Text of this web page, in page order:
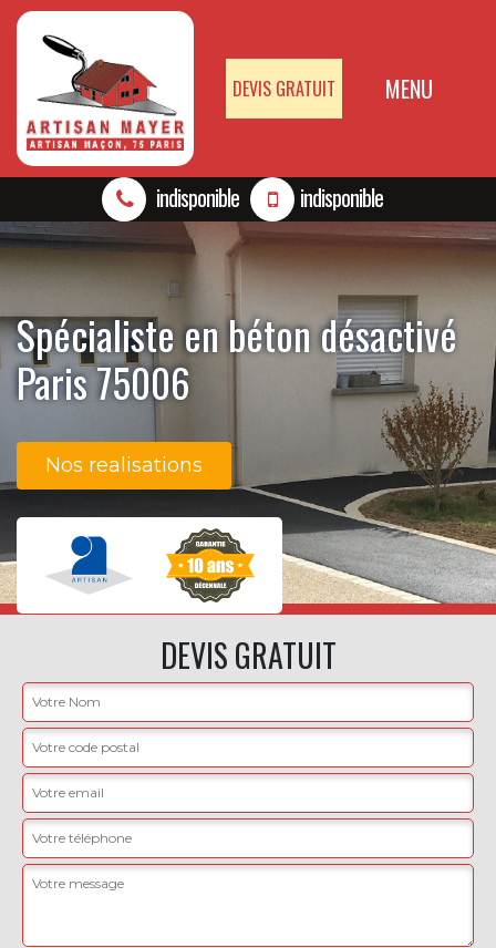
DEVIS GRATUIT MENU
indisponible indisponible
Spécialiste en béton désactivé
Paris 75006
Nos realisations
DEVIS GRATUIT